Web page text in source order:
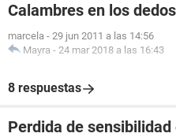
Calambres en los
marcela - 29 jun 2011 a las 14:56
Mayra - 24 mar 2018 a las 16:43
8 respuestas
Perdida de